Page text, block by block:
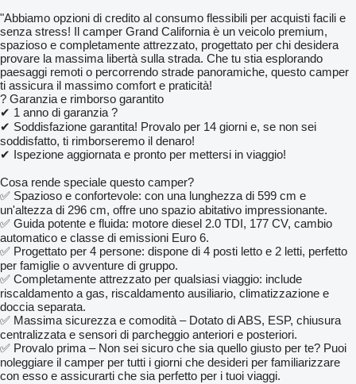
"Abbiamo opzioni di credito al consumo flessibili per acquisti facili e
senza stress! Il camper Grand California è un veicolo premium,
spazioso e completamente attrezzato, progettato per chi desidera
provare la massima libertà sulla strada. Che tu stia esplorando
paesaggi remoti o percorrendo strade panoramiche, questo camper
ti assicura il massimo comfort e praticità!
? Garanzia e rimborso garantito
✔ 1 anno di garanzia ?️
✔ Soddisfazione garantita! Provalo per 14 giorni e, se non sei
soddisfatto, ti rimborseremo il denaro!
✔ Ispezione aggiornata e pronto per mettersi in viaggio!
Cosa rende speciale questo camper?
✅ Spazioso e confortevole: con una lunghezza di 599 cm e
un'altezza di 296 cm, offre uno spazio abitativo impressionante.
✅ Guida potente e fluida: motore diesel 2.0 TDI, 177 CV, cambio
automatico e classe di emissioni Euro 6.
✅ Progettato per 4 persone: dispone di 4 posti letto e 2 letti, perfetto
per famiglie o avventure di gruppo.
✅ Completamente attrezzato per qualsiasi viaggio: include
riscaldamento a gas, riscaldamento ausiliario, climatizzazione e
doccia separata.
✅ Massima sicurezza e comodità – Dotato di ABS, ESP, chiusura
centralizzata e sensori di parcheggio anteriori e posteriori.
✅ Provalo prima – Non sei sicuro che sia quello giusto per te? Puoi
noleggiare il camper per tutti i giorni che desideri per familiarizzare
con esso e assicurarti che sia perfetto per i tuoi viaggi.